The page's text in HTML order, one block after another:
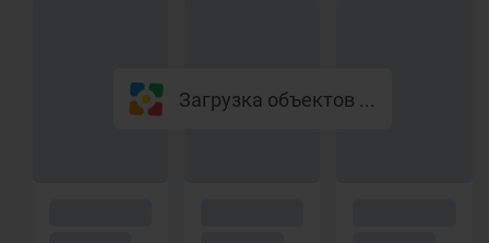
Загрузка объектов ...